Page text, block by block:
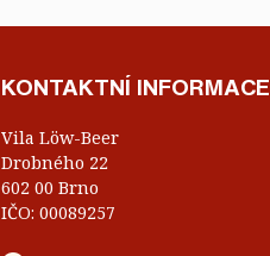
KONTAKTNÍ INFORMACE
Vila Löw-Beer
Drobného 22
602 00 Brno
IČO: 00089257